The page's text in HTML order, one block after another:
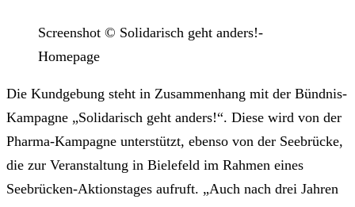
Screenshot © Solidarisch geht anders!-
Homepage
Die Kundgebung steht in Zusammenhang mit der Bündnis-
Kampagne „Solidarisch geht anders!“. Diese wird von der
Pharma-Kampagne unterstützt, ebenso von der Seebrücke,
die zur Veranstaltung in Bielefeld im Rahmen eines
Seebrücken-Aktionstages aufruft. „Auch nach drei Jahren